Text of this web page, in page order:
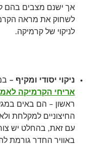
אך ישנם מצבים בהם
לשחוק את מראה
לניקוי של קרמיקה.
ניקוי יסודי ומקיף –
אריחי הקרמיקה
ראשון – הם באים
החיצוניים למקלחת
עם זאת, בהחלט יש
באוויר החדר גורמת